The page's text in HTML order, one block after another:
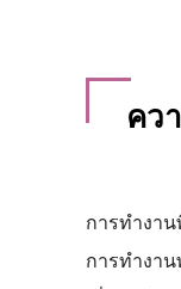
คว
การทำงา
การทำงา